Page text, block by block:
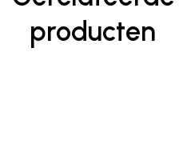
producten